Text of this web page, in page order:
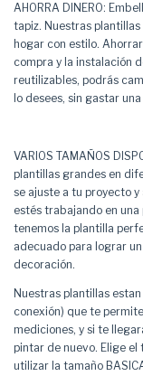
AHORRA DINERO:
tapiz. Nuestras
hogar con estilo.
compra y la instalación
reutilizables, podrás
lo desees, sin gastar
VARIOS TAMAÑOS
plantillas grandes en
se ajuste a tu proyecto y
estés trabajando en
tenemos la plantilla
adecuado para lograr
decoración.
Nuestras plantillas
conexión) que te
mediciones, y si te
pintar de nuevo. Elige el
utilizar la tamaño